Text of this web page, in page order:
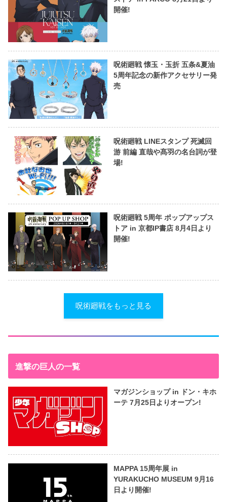
開催!
呪術廻戦 懐玉・玉折 五条&夏油
5周年記念の新作アクセサリー発
売
呪術廻戦 LINEスタンプ 死滅回
游 前編 直哉や髙羽の名台詞が登
場!
呪術廻戦 5周年 ポップアップス
トア in 京都IP書店 8月4日より
開催!
呪術廻戦をもっと見る
進撃の巨人の一覧
マガジンショップ in ドン・キホ
ーテ 7月25日よりオープン!
MAPPA 15周年展 in
YURAKUCHO MUSEUM 9月16
日より開催!